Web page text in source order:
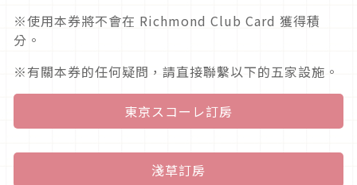
※使用本券將不會在 Richmond Club Card 獲得積
分。
※有關本券的任何疑問，請直接聯繫以下的五家設施。
東京スコーレ訂房
淺草訂房